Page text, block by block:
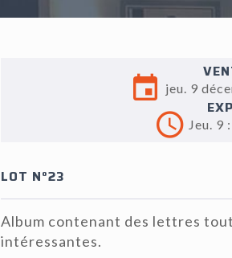
jeu. 9
Jeu. 9
LOT N°23
Album contenant des lettres
intéressantes.